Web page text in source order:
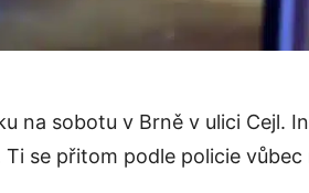
na sobotu v Brně v ulici Cejl.
se přitom podle policie vůbec